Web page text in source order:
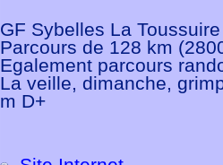
GF Sybelles La Toussuire
Parcours de 128 km
Egalement parcours
La veille, dimanche,
m D+